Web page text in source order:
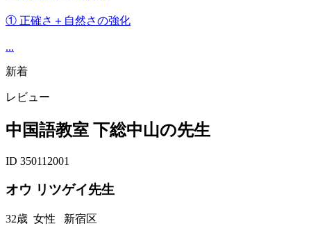
① 正確さ＋自然さの強化
...
新着
レビュー
中国語教室 下総中山の先生
ID 350112001
オウ リツゲイ先生
32歳 女性 新宿区